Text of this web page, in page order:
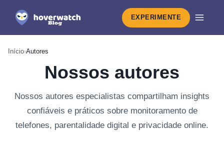
EXPERIMENTE
Início›Autores
Nossos autores
Nossos autores especialistas compartilham insights
confiáveis e práticos sobre monitoramento de
telefones, parentalidade digital e privacidade online.